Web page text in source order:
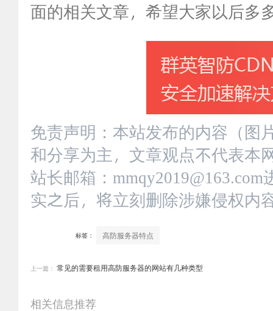
面的相关文章，希望大家以后多
免责声明：本站发布的内容（图
和分享为主，文章观点不代表本
站长邮箱：
实之后，将立刻删除涉嫌侵权内
标签： 高防服务器特点
上一篇： 常见的需要租用高防服务器的网站有几种类型
相关信息推荐